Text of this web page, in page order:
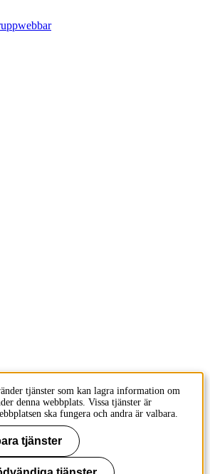
tjänster som kan lagra information om
denna webbplats. Vissa tjänster är
ska fungera och andra är valbara.
tjänster